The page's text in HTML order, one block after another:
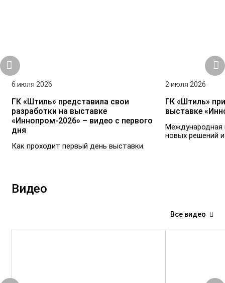
6 июля 2026
ГК «Штиль» представила свои
разработки на выставке
«Иннопром-2026» – видео с первого
дня
Как проходит первый день выставки.
2 июля 2026
ГК «Штиль»
выставке
Международная
новых решений
Видео
Все видео